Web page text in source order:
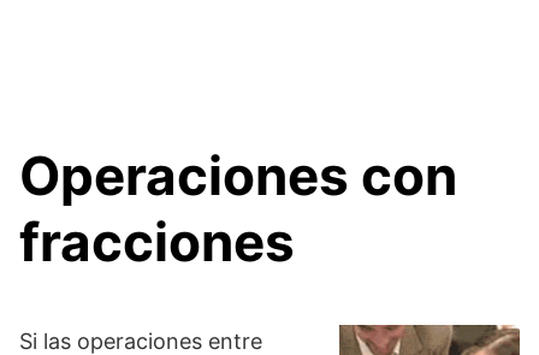
Operaciones con
fracciones
Si las operaciones entre